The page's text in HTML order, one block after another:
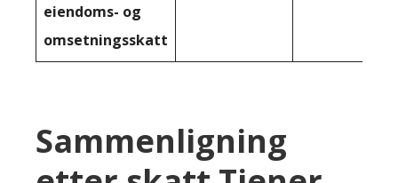
eiendoms- og
omsetningsskatt
Sammenligning